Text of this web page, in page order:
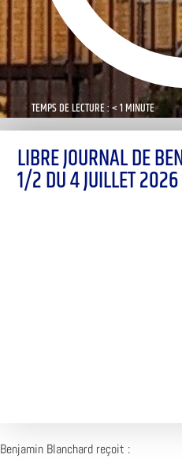
TEMPS DE LECTURE : < 1 MINUTE
LIBRE JOURNAL DE
1/2 DU 4 JUILLET 2026
Benjamin Blanchard reçoit :